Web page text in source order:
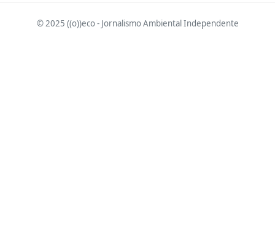
© 2025 ((o))eco - Jornalismo Ambiental Independente